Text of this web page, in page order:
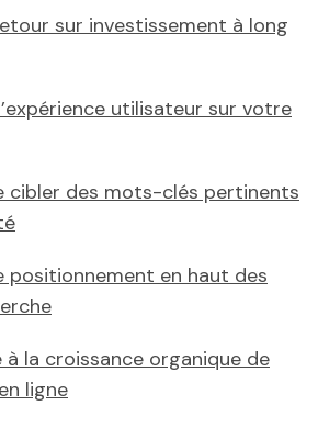
sur investissement à long
utilisateur sur votre
cibler des mots-clés pertinents
positionnement en haut des
la croissance organique de
ligne